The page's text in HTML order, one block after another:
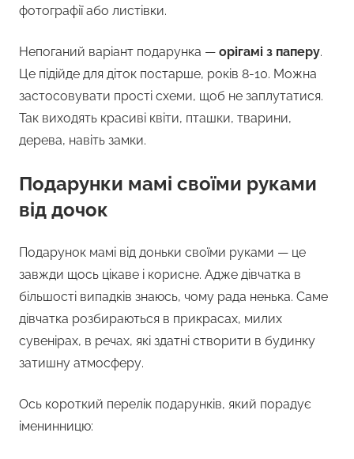
фотографії або листівки.
Непоганий варіант подарунка — орігамі з паперу.
Це підійде для діток постарше, років 8-10. Можна
застосовувати прості схеми, щоб не заплутатися.
Так виходять красиві квіти, пташки, тварини,
дерева, навіть замки.
Подарунки мамі своїми руками
від дочок
Подарунок мамі від доньки своїми руками — це
завжди щось цікаве і корисне. Адже дівчатка в
більшості випадків знаюсь, чому рада ненька. Саме
дівчатка розбираються в прикрасах, милих
сувенірах, в речах, які здатні створити в будинку
затишну атмосферу.
Ось короткий перелік подарунків, який порадує
іменинницю: